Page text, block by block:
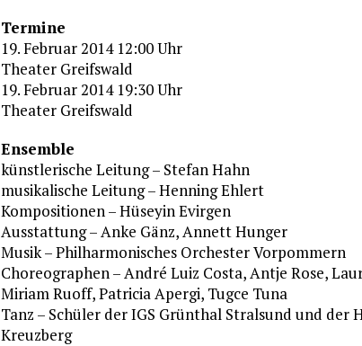
Termine
19. Februar 2014 12:00 Uhr
Theater Greifswald
19. Februar 2014 19:30 Uhr
Theater Greifswald
Ensemble
künstlerische Leitung – Stefan Hahn
musikalische Leitung – Henning Ehlert
Kompositionen – Hüseyin Evirgen
Ausstattung – Anke Gänz, Annett Hunger
Musik – Philharmonisches Orchester Vorpommern
Choreographen – André Luiz Costa, Antje Rose,
Miriam Ruoff, Patricia Apergi, Tugce Tuna
Tanz – Schüler der IGS Grünthal Stralsund und
Kreuzberg